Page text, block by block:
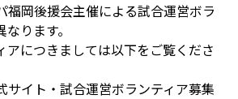
岡後援会主催による試合運営ボラ
ります。
アにつきましては以下をご覧くださ
イト・試合運営ボランティア募集